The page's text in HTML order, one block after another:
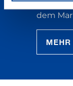
dem
MEHR